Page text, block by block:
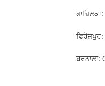
ਫਿਰੋਜ਼ਪੁਰ:
ਬਰਨਾਲਾ: